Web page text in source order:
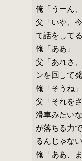
俺「うーん
父「いや、
て話をして
俺「ああ」
父「あれさ
ンを回して
俺「そうね」
父「それを
滑車みたい
が落ちる力
るんじゃな
俺「ああ、